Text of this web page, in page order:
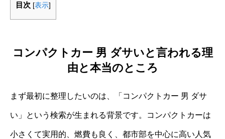
目次 [表示]
コンパクトカー 男 ダサいと言われる理
由と本当のところ
まず最初に整理したいのは、「コンパクトカー 男 ダサ
い」という検索が生まれる背景です。コンパクトカーは
小さくて実用的、燃費も良く、都市部を中心に高い人気